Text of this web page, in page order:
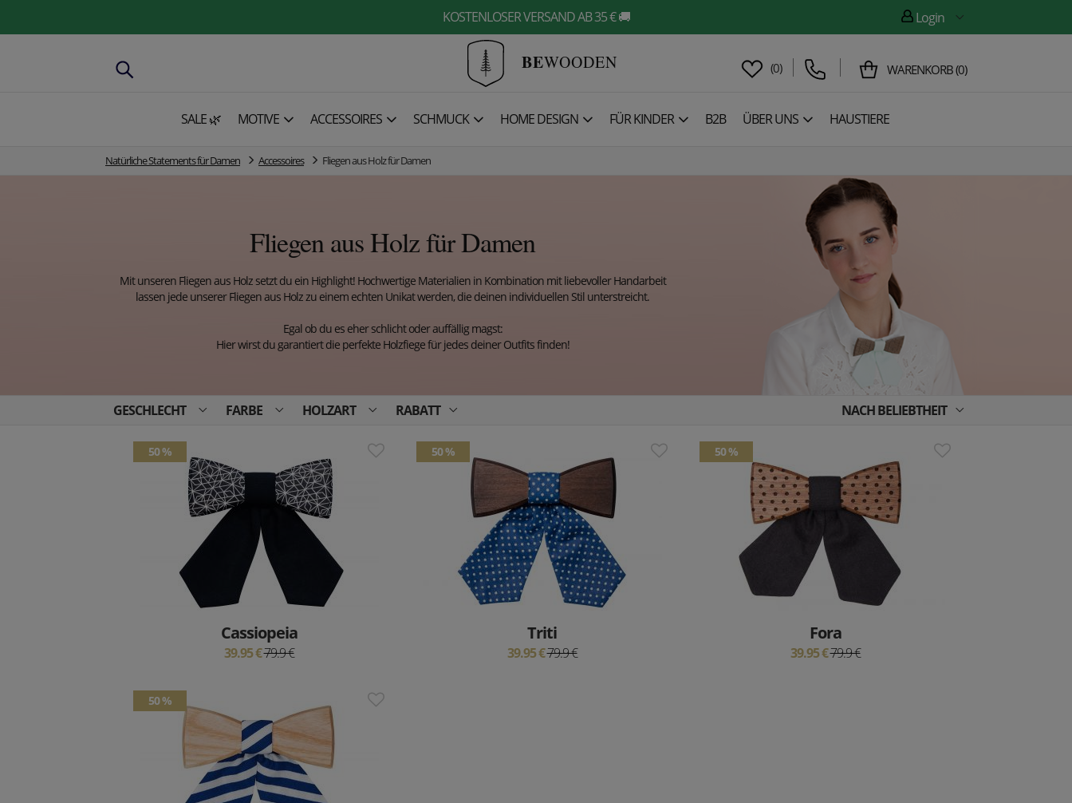
KOSTENLOSER VERSAND AB 35 € 🚚 Login
BEWOODEN (0) WARENKORB(0)
SALE 🌿 MOTIVE ACCESSOIRES SCHMUCK HOME DESIGN FÜR KINDER B2B ÜBER UNS HAUSTIERE
Natürliche Statements für Damen Accessoires Fliegen aus Holz für Damen
Fliegen aus Holz für Damen
Mit unseren Fliegen aus Holz setzt du ein Highlight! Hochwertige Materialien in Kombination mit liebevoller Handarbeit
lassen jede unserer Fliegen aus Holz zu einem echten Unikat werden, die deinen individuellen Stil unterstreicht.
Egal ob du es eher schlicht oder auffällig magst:
Hier wirst du garantiert die perfekte Holzfiege für jedes deiner Outfits finden!
GESCHLECHT FARBE HOLZART RABATT NACH BELIEBTHEIT
50 %
Cassiopeia
39.95 €79.9 €
50 %
Triti
39.95 €79.9 €
50 %
Fora
39.95 €79.9 €
50 %